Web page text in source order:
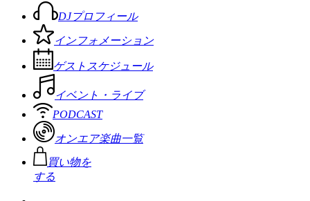
DJプロフィール
インフォメーション
ゲストスケジュール
イベント・ライブ
PODCAST
オンエア楽曲一覧
買い物を
する